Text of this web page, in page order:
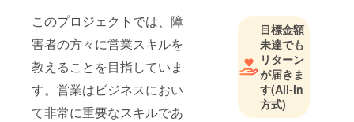
このプロジェクトでは、障
害者の方々に営業スキルを
教えることを目指していま
す。営業はビジネスにおい
て非常に重要なスキルであ
目標金額
未達でも
リターン
が届きま
す(All-in
方式)